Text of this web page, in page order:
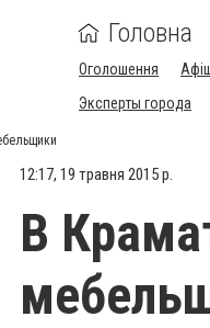
Головна
Оголошення
Эксперты города
12:17, 19 травня 2015 р.
В